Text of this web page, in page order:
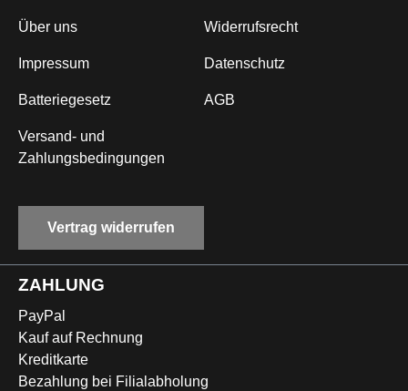
Über uns Widerrufsrecht
Impressum Datenschutz
Batteriegesetz AGB
Versand- und
Zahlungsbedingungen
Vertrag widerrufen
ZAHLUNG
PayPal
Kauf auf Rechnung
Kreditkarte
Bezahlung bei Filialabholung